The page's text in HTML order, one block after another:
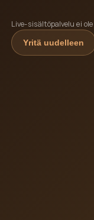
Live-sisältöpalvelu ei
Yritä uudelleen